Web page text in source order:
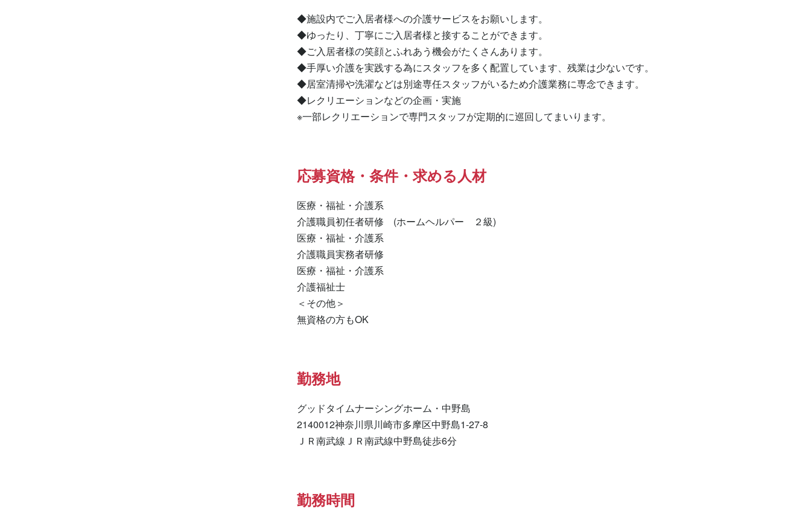
◆施設内でご入居者様への介護サービスをお願いします。
◆ゆったり、丁寧にご入居者様と接することができます。
◆ご入居者様の笑顔とふれあう機会がたくさんあります。
◆手厚い介護を実践する為にスタッフを多く配置しています、残業は少ないです。
◆居室清掃や洗濯などは別途専任スタッフがいるため介護業務に専念できます。
◆レクリエーションなどの企画・実施
※一部レクリエーションで専門スタッフが定期的に巡回してまいります。
応募資格・条件・求める人材
医療・福祉・介護系
介護職員初任者研修　(ホームヘルパー　２級)
医療・福祉・介護系
介護職員実務者研修
医療・福祉・介護系
介護福祉士
＜その他＞
無資格の方もOK
勤務地
グッドタイムナーシングホーム・中野島
2140012神奈川県川崎市多摩区中野島1-27-8
ＪＲ南武線ＪＲ南武線中野島徒歩6分
勤務時間